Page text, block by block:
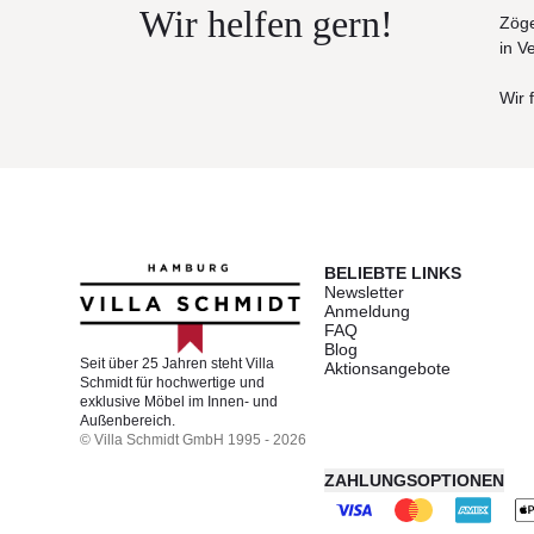
Wir helfen gern!
in
Wir
Seit über 25 Jahren steht Villa
Schmidt für hochwertige und
exklusive Möbel im Innen- und
Außenbereich.
© Villa Schmidt GmbH 1995 - 2026
BELIEBTE LINKS
Newsletter
Anmeldung
FAQ
Blog
Aktionsangebote
ZAHLUNGSOPTIONEN